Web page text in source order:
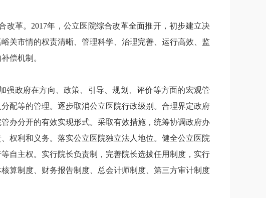
改革。 2017年，公立医院综合改革全面推开，初步建立决
关市情的权责清晰、管理科学、治理完善、运行高效、监
偿机制。
强政府在方向、政策、引导、规划、评价等方面的宏观管
配等的管理。逐步取消公立医院行政级别。合理界定政府
办分开的有效实现形式。采取有效措施，统筹协调政府办
权利和义务。落实公立医院独立法人地位。健全公立医院
自主权。实行院长负责制，完善院长选拔任用制度，实行
算制度、财务报告制度、总会计师制度、第三方审计制度